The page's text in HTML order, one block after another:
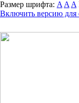
Размер шрифта: A A A
Включить версию для